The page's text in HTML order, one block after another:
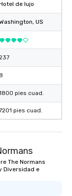
de lujo
, US
pies cuad.
pies cuad.
The Normans
Diversidad e